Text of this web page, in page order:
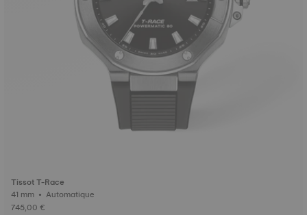
Tissot T-Race
41 mm • Automatique
745,00 €